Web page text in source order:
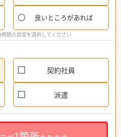
良いところがあれば
期の目安を選択してください
契約社員
派遣